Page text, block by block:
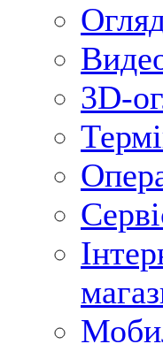
3D-